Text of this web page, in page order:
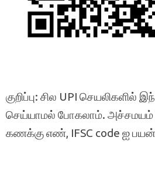
குறிப்பு: சில UPI செயலிகளில்
செய்யாமல் போகலாம். அச்சமயம்
கணக்கு எண், IFSC code ஐ